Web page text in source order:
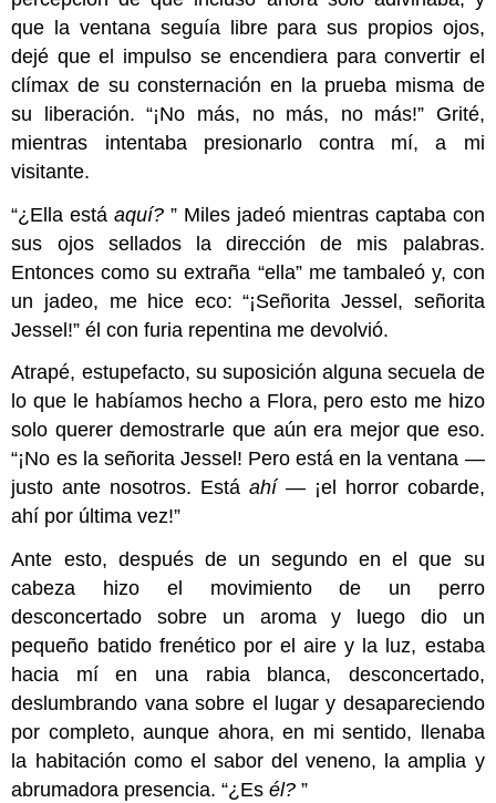
que la ventana seguía libre para sus propios ojos,
dejé que el impulso se encendiera para convertir el
clímax de su consternación en la prueba misma de
su liberación. “¡No más, no más, no más!” Grité,
mientras intentaba presionarlo contra mí, a mi
visitante.
“¿Ella estáaquí?” Miles jadeó mientras captaba con
sus ojos sellados la dirección de mis palabras.
Entonces como su extraña “ella” me tambaleó y, con
un jadeo, me hice eco: “¡Señorita Jessel, señorita
Jessel!” él con furia repentina me devolvió.
Atrapé, estupefacto, su suposición alguna secuela de
lo que le habíamos hecho a Flora, pero esto me hizo
solo querer demostrarle que aún era mejor que eso.
“¡No es la señorita Jessel! Pero está en la ventana —
justo ante nosotros. Está ahí— ¡el horror cobarde,
ahí por última vez!”
Ante esto, después de un segundo en el que su
cabeza hizo el movimiento de un perro
desconcertado sobre un aroma y luego dio un
pequeño batido frenético por el aire y la luz, estaba
hacia mí en una rabia blanca, desconcertado,
deslumbrando vana sobre el lugar y desapareciendo
por completo, aunque ahora, en mi sentido, llenaba
la habitación como el sabor del veneno, la amplia y
abrumadora presencia. “¿Esél?”